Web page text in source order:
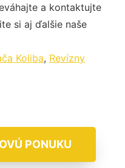
a kontaktujte
si aj ďalšie naše
Koliba, Revízny
PONUKU